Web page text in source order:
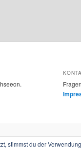
Stolz präsentiert von
stimmst du der